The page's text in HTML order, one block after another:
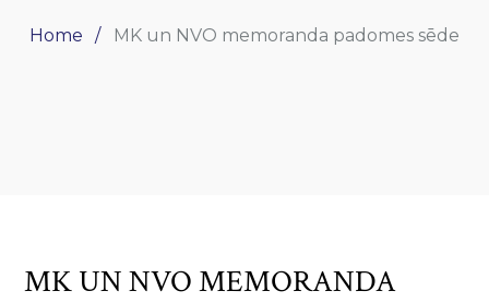
Home MK un NVO memoranda padomes sēde
MK UN NVO MEMORANDA